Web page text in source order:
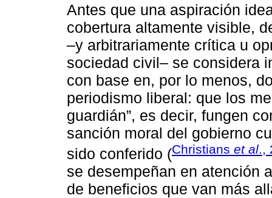
Antes que una aspiración
cobertura altamente visible,
–y arbitrariamente crítica u
sociedad civil– se considera
con base en, por lo menos,
periodismo liberal: que los
guardián”, es decir, fungen
sanción moral del gobierno
sido conferido (Christians et al
se desempeñan en atención
de beneficios que van más